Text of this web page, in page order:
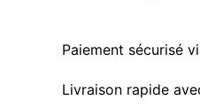
Paiement sécurisé
Livraison rapide